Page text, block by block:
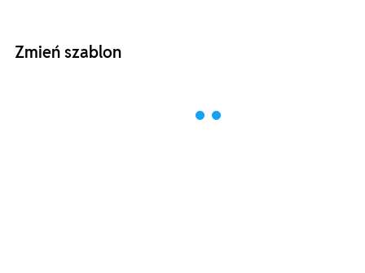
Zmień szablon